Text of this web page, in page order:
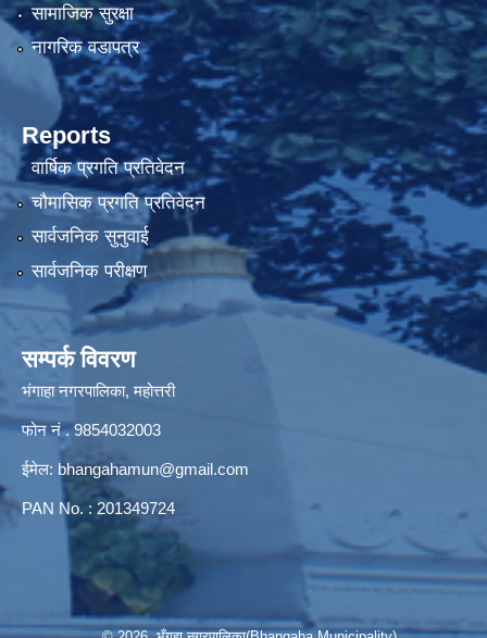
सामाजिक सुरक्षा
नागरिक वडापत्र
Reports
वार्षिक प्रगति प्रतिवेदन
चौमासिक प्रगति प्रतिवेदन
सार्वजनिक सुनुवाई
सार्वजनिक परीक्षण
सम्पर्क विवरण
भंगाहा नगरपालिका, महोत्तरी
फोन नं . 9854032003
ईमेल: bhangahamun@gmail.com
PAN No. : 201349724